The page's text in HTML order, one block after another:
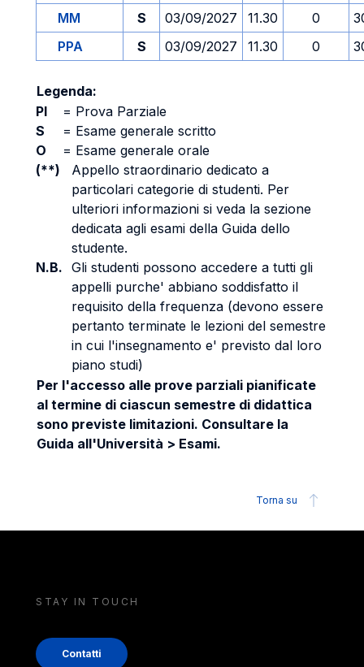
MM S 03/09/2027 11.30 0
PPA
S 03/09/2027 11.30 0
Legenda:
PI
= Prova Parziale
S
= Esame generale scritto
O
= Esame generale orale
(**)
Appello straordinario dedicato a
particolari categorie di studenti. Per
ulteriori informazioni si veda la sezione
dedicata agli esami della Guida dello
studente.
N.B. Gli studenti possono accedere a tutti gli
appelli purche' abbiano soddisfatto il
requisito della frequenza (devono essere
pertanto terminate le lezioni del semestre
in cui l'insegnamento e' previsto dal loro
piano studi)
Per l'accesso alle prove parziali pianificate
al termine di ciascun semestre di didattica
sono previste limitazioni. Consultare la
Guida all'Università > Esami.
Torna su
STAY IN TOUCH
Contatti